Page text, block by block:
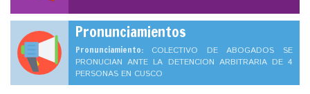
Pronunciamientos
Pronunciamiento: COLECTIVO DE ABOGADOS SE
PRONUCIAN ANTE LA DETENCION ARBITRARIA DE 4
PERSONAS EN CUSCO